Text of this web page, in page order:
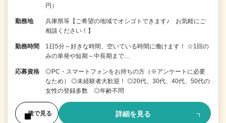
円）
勤務地
兵庫県等【ご希望の地域でオシゴトできます♪ お気軽にご
相談ください！】
勤務時間
1日5分～好きな時間、空いている時間に働けます！ ☆1回の
みの単発や短期～中長期まで…
応募資格
◎PC・スマートフォンをお持ちの方（※アンケートに必要
なため） ◎未経験者大歓迎！ ◎20代、30代、40代、50代の
女性の登録多数 ◎年齢不問
後で見る 詳細を見る